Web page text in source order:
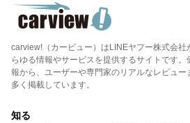
carview!（カービュー）はLINEヤフー株式会社
らゆる情報やサービスを提供するサイトです
報から、ユーザーや専門家のリアルなレビュ
多く掲載しています。
知る